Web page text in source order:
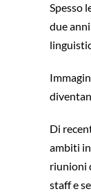
Spesso
due
Di
ambiti
riunioni
staff e